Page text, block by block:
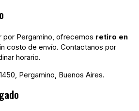
por Pergamino, ofrecemos retiro en
costo de envío. Contactanos por
horario.
Pergamino, Buenos Aires.